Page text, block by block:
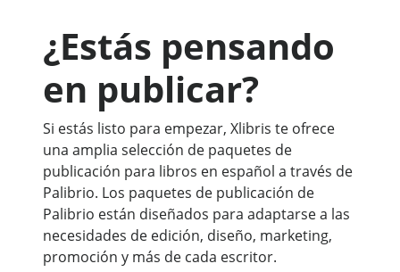
¿Estás pensando
en publicar?
Si estás listo para empezar, Xlibris te ofrece
una amplia selección de paquetes de
publicación para libros en español a través de
Palibrio. Los paquetes de publicación de
Palibrio están diseñados para adaptarse a las
necesidades de edición, diseño, marketing,
promoción y más de cada escritor.